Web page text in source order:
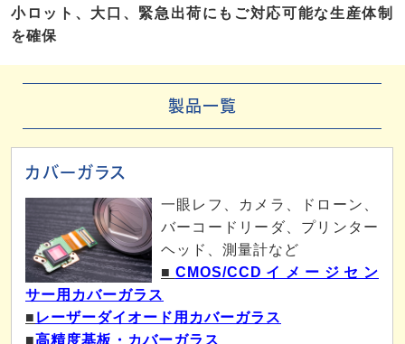
小ロット、大口、緊急出荷にもご対応可能な生産体制
を確保
製品一覧
カバーガラス
一眼レフ、カメラ、ドローン、
バーコードリーダ、プリンター
ヘッド、測量計など
■ CMOS/CCDイメージセン
サー用カバーガラス
■ レーザーダイオード用カバーガラス
■高精度基板・カバーガラス